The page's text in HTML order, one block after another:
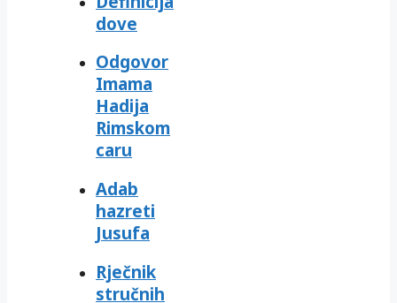
dove
Odgovor
Imama
Hadija
Rimskom
caru
Adab
hazreti
Jusufa
Rječnik
stručnih